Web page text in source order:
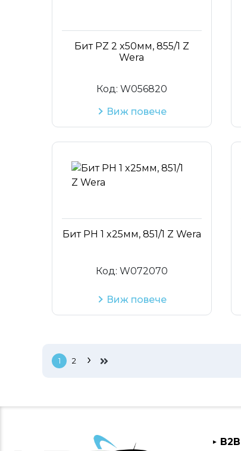
Бит PZ 2 x50мм, 855/1 Z
Wera
Код: W056820
Виж повече
Бит PH 1 x25мм, 851/1 Z Wera
Код: W072070
Виж повече
1 2 ›
► B2B